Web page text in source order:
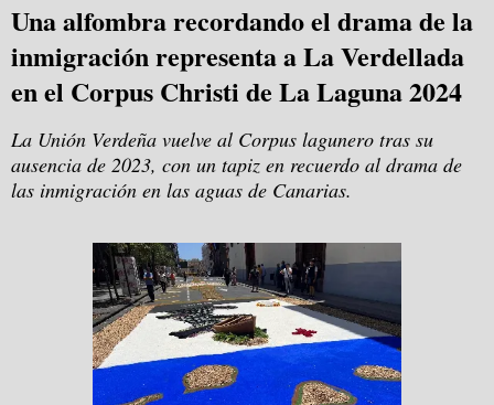
Una alfombra recordando el drama de la
inmigración representa a La Verdellada
en el Corpus Christi de La Laguna 2024
La Unión Verdeña vuelve al Corpus lagunero tras su
ausencia de 2023, con un tapiz en recuerdo al drama de
las inmigración en las aguas de Canarias.